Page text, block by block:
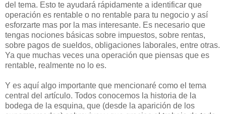
del tema. Esto te ayudará rápidamente a identificar que
operación es rentable o no rentable para tu negocio y así
esforzarte mas por la mas interesante. Es necesario que
tengas nociones básicas sobre impuestos, sobre rentas,
sobre pagos de sueldos, obligaciones laborales, entre otras.
Ya que muchas veces una operación que piensas que es
rentable, realmente no lo es.
Y es aquí algo importante que mencionaré como el tema
central del artículo. Todos conocemos la historia de la
bodega de la esquina, que (desde la aparición de los